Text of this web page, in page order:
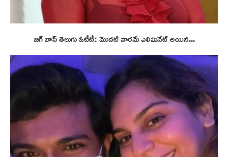
బిగ్ బాస్ తెలుగు ఓటీటీ: మొదటి వారమే ఎలిమినేట్ అయిన...